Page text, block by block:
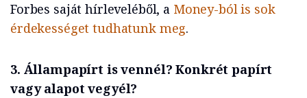
Forbes saját hírleveléből, a Money-ból is sok
érdekességet tudhatunk meg.
3. Állampapírt is vennél? Konkrét papírt
vagy alapot vegyél?